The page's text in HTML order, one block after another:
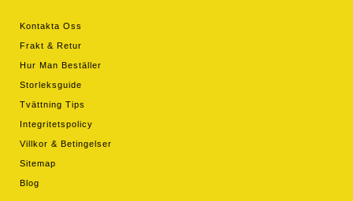
Kontakta Oss
Frakt & Retur
Hur Man Beställer
Storleksguide
Tvättning Tips
Integritetspolicy
Villkor & Betingelser
Sitemap
Blog